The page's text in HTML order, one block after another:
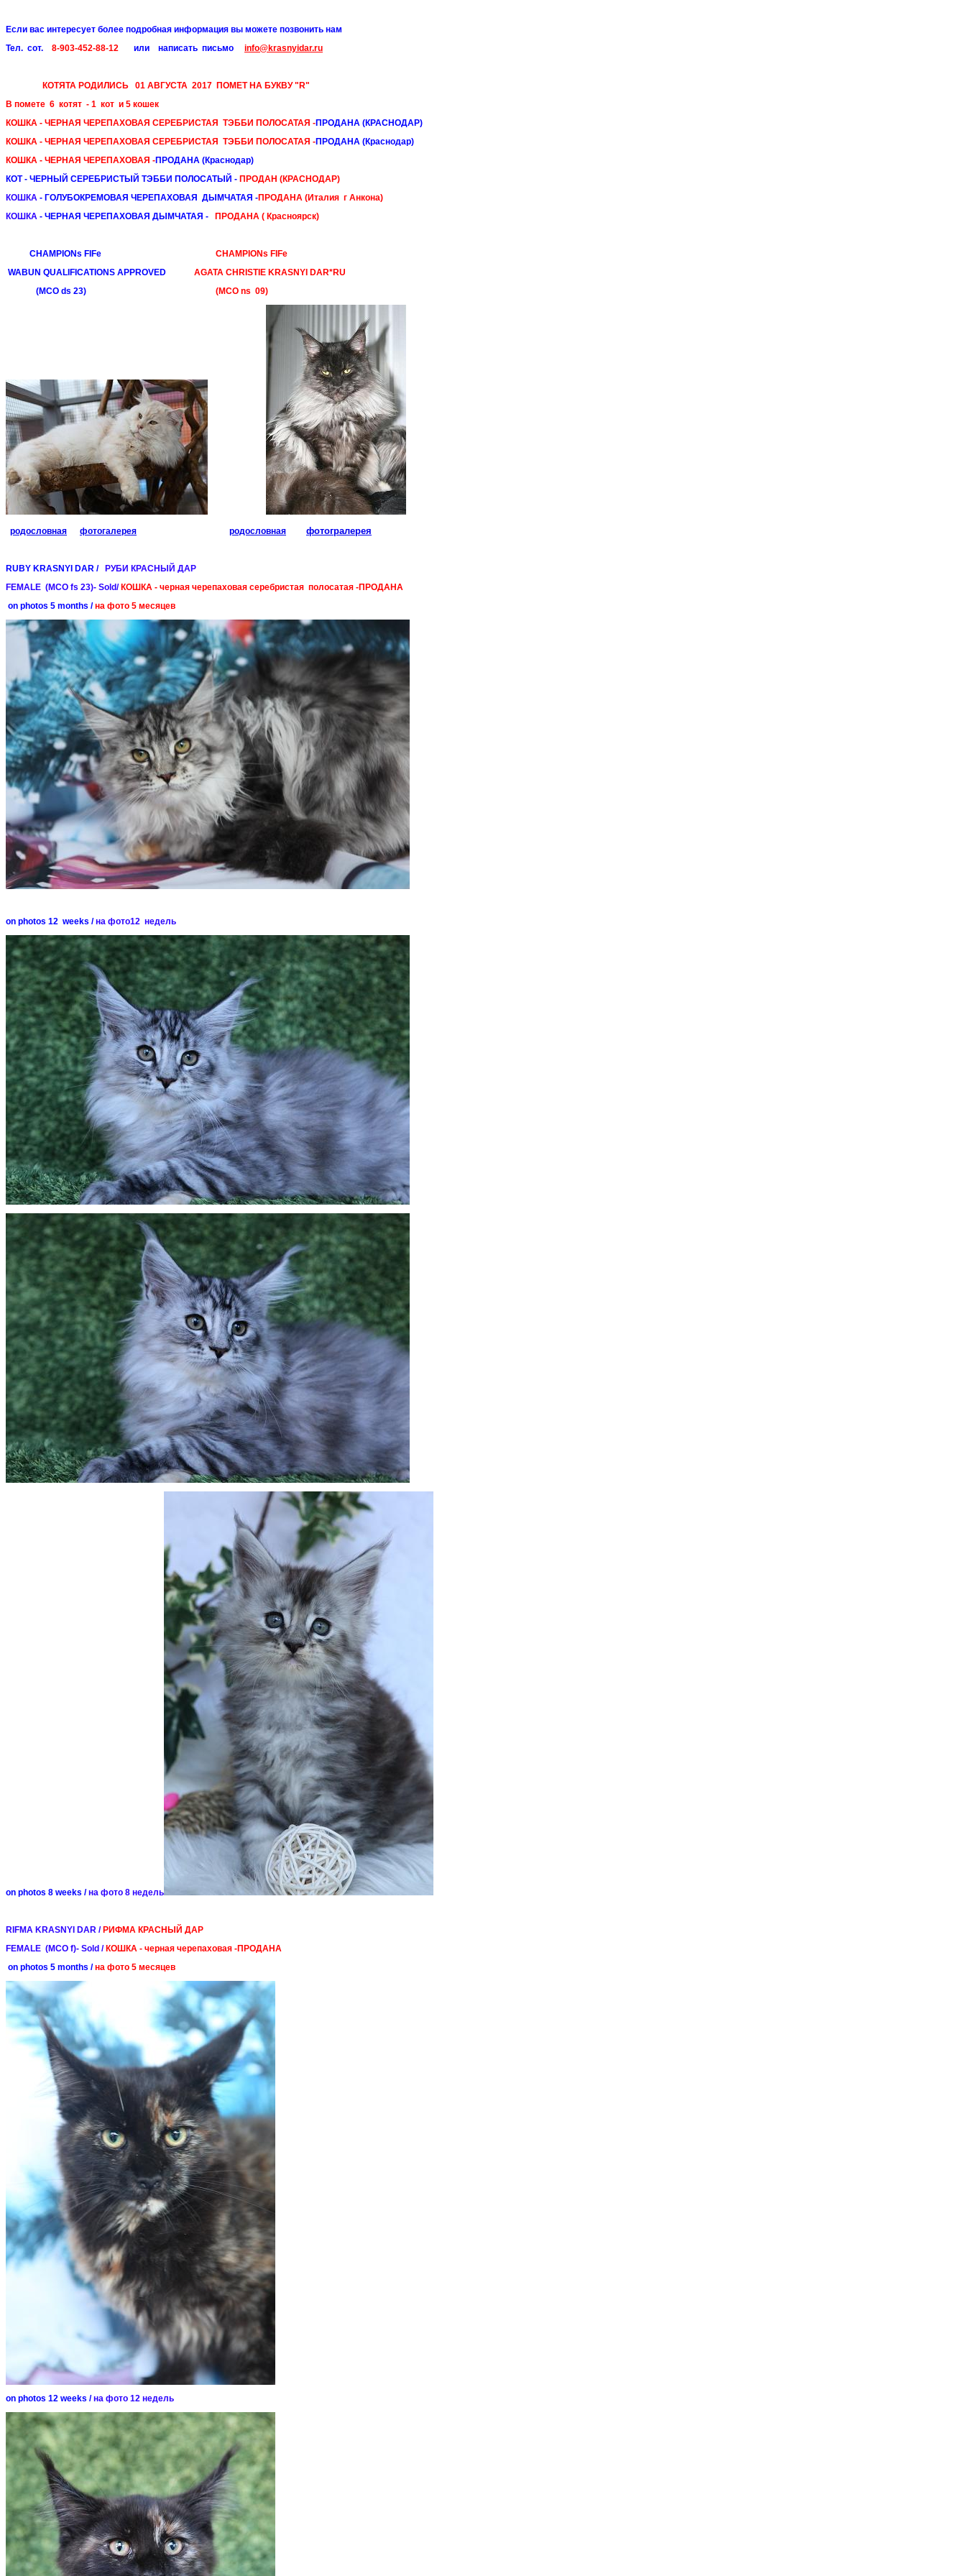
Если вас интересует более подробная информация вы можете позвонить нам
Тел. сот.
8-903-452-88-12 или написать письмо info@krasnyidar.ru
КОТЯТА РОДИЛИСЬ 01 АВГУСТА 2017 ПОМЕТ НА БУКВУ "R"
В помете 6 котят - 1 кот и 5 кошек
КОШКА - ЧЕРНАЯ ЧЕРЕПАХОВАЯ СЕРЕБРИСТАЯ ТЭББИ ПОЛОСАТАЯ -ПРОДАНА (КРАСНОДАР)
КОШКА - ЧЕРНАЯ ЧЕРЕПАХОВАЯ СЕРЕБРИСТАЯ ТЭББИ ПОЛОСАТАЯ -ПРОДАНА (Краснодар)
КОШКА - ЧЕРНАЯ ЧЕРЕПАХОВАЯ -ПРОДАНА (Краснодар)
КОТ - ЧЕРНЫЙ СЕРЕБРИСТЫЙ ТЭББИ ПОЛОСАТЫЙ - ПРОДАН (КРАСНОДАР)
КОШКА - ГОЛУБОКРЕМОВАЯ ЧЕРЕПАХОВАЯ ДЫМЧАТАЯ -ПРОДАНА (Италия г Анкона)
КОШКА - ЧЕРНАЯ ЧЕРЕПАХОВАЯ ДЫМЧАТАЯ - ПРОДАНА ( Красноярск)
CHAMPIONs FIFe
CHAMPIONs FIFe
WABUN QUALIFICATIONS APPROVED AGATA CHRISTIE KRASNYI DAR*RU
(MCO ds 23)
(MCO ns 09)
родословная фотогалерея родословная фотогралерея
RUBY KRASNYI DAR /РУБИ КРАСНЫЙ ДАР
FEMALE (MCO fs 23)- Sold/ КОШКА - черная черепаховая серебристая полосатая -ПРОДАНА
on photos 5 months /на фото 5 месяцев
on photos 12 weeks /на фото12 недель
on photos 8 weeks /на фото 8 недель
RIFMA KRASNYI DAR / РИФМА КРАСНЫЙ ДАР
FEMALE (MCO f)- Sold / КОШКА - черная черепаховая -ПРОДАНА
on photos 5 months /на фото 5 месяцев
on photos 12 weeks /на фото 12 недель